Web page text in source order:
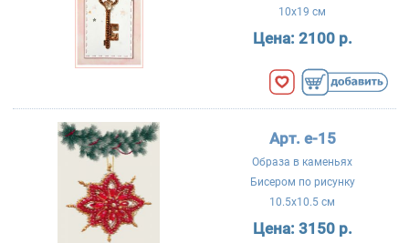
10x19 см
Цена: 2100 р.
Арт. е-15
Образа в каменьях
Бисером по рисунку
10.5x10.5 см
Цена: 3150 р.